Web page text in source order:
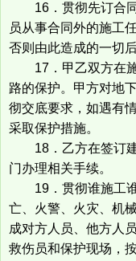
16．贯彻先订合同
员从事合同外的施工
否则由此造成的一切
17．甲乙双方在施
路的保护。甲方对地
彻交底要求，如遇有
采取保护措施。
18．乙方在签订建
门办理相关手续。
19．贯彻谁施工谁
亡、火警、火灾、机
成对方人员、他方人
救伤员和保护现场，